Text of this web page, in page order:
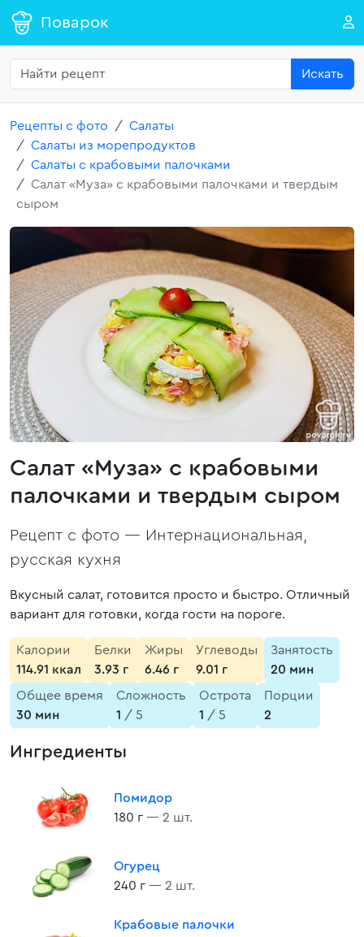
Поварок
Искать
Рецепты с фото
Салаты
Салаты из морепродуктов
Салаты с крабовыми палочками
Салат «Муза» с крабовыми палочками и твердым
сыром
Салат «Муза» с крабовыми
палочками и твердым сыром
Рецепт с фото — Интернациональная,
русская кухня
Вкусный салат, готовится просто и быстро. Отличный
вариант для готовки, когда гости на пороге.
Калории
114.91 ккал
Белки
3.93 г
Жиры
6.46 г
Углеводы
9.01 г
Занятость
20 мин
Общее время
30 мин
Сложность
1 / 5
Острота
1 / 5
Порции
2
Ингредиенты
Помидор
180 г — 2 шт.
Огурец
240 г — 2 шт.
Крабовые палочки